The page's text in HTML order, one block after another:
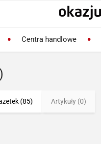
Centra handlowe
(85) Artykuły (0)